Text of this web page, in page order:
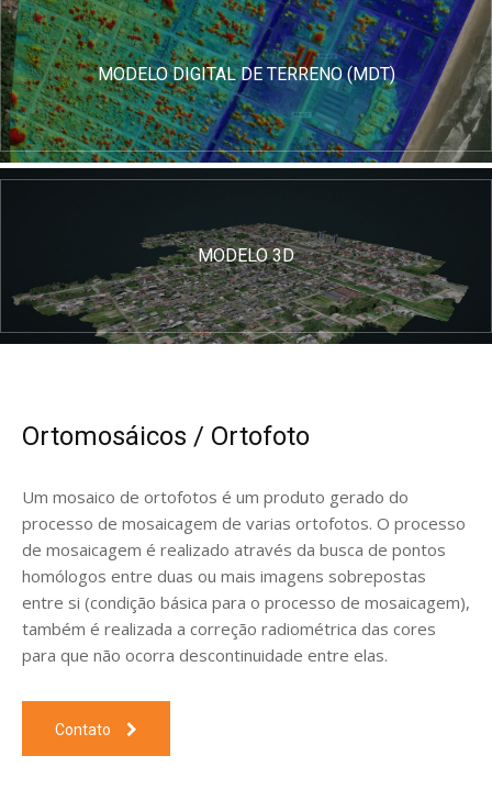
MODELO DIGITAL DE TERRENO (MDT)
MODELO 3D
Ortomosáicos / Ortofoto
Um mosaico de ortofotos é um produto gerado do
processo de mosaicagem de varias ortofotos. O processo
de mosaicagem é realizado através da busca de pontos
homólogos entre duas ou mais imagens sobrepostas
entre si (condição básica para o processo de mosaicagem),
também é realizada a correção radiométrica das cores
para que não ocorra descontinuidade entre elas.
Contato